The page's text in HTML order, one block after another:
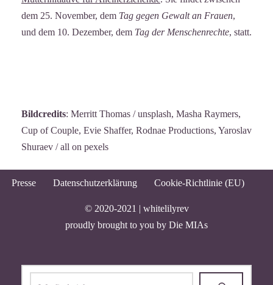
dem 25. November, dem Tag gegen Gewalt an Frauen,
und dem 10. Dezember, dem Tag der Menschenrechte, statt.
Bildcredits: Merritt Thomas / unsplash, Masha Raymers,
Cup of Couple, Evie Shaffer, Rodnae Productions, Yaroslav
Shuraev / all on pexels
Presse Datenschutzerklärung Cookie-Richtlinie (EU)
© 2020-2021 | whitelilyrev
proudly brought to you by Die MIAs